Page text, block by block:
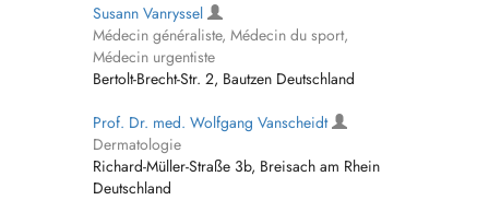
Susann Vanryssel
Médecin généraliste, Médecin du sport,
Médecin urgentiste
Bertolt-Brecht-Str. 2, Bautzen Deutschland
Prof. Dr. med. Wolfgang Vanscheidt
Dermatologie
Richard-Müller-Straße 3b, Breisach am Rhein
Deutschland